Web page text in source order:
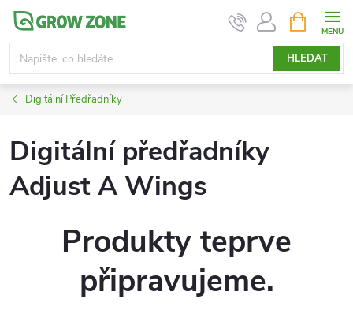
Přejít
obsah
HLEDAT
NÁKUPNÍ
KOŠÍK
Digitální Předřadníky
Digitální předřadníky
Adjust A Wings
Produkty teprve
připravujeme.